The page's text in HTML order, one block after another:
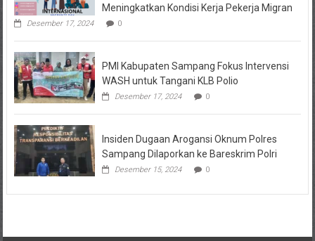
Meningkatkan Kondisi Kerja Pekerja Migran
Desember 17, 2024 0
PMI Kabupaten Sampang Fokus Intervensi
WASH untuk Tangani KLB Polio
Desember 17, 2024 0
Insiden Dugaan Arogansi Oknum Polres
Sampang Dilaporkan ke Bareskrim Polri
Desember 15, 2024 0